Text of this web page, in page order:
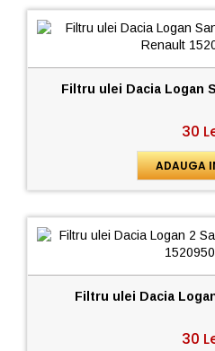
Filtru ulei Dacia Logan
30
ADAUGA
Filtru ulei Dacia
30